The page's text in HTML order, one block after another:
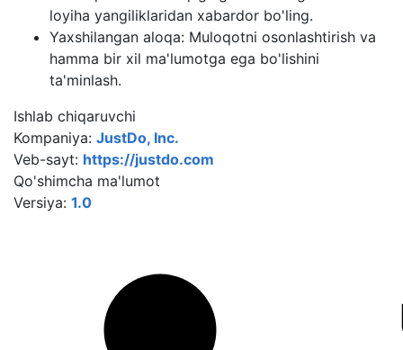
loyiha yangiliklaridan xabardor bo'ling.
Yaxshilangan aloqa: Muloqotni osonlashtirish va
hamma bir xil ma'lumotga ega bo'lishini
ta'minlash.
Ishlab chiqaruvchi
Kompaniya: JustDo, Inc.
Veb-sayt: https://justdo.com
Qo'shimcha ma'lumot
Versiya: 1.0